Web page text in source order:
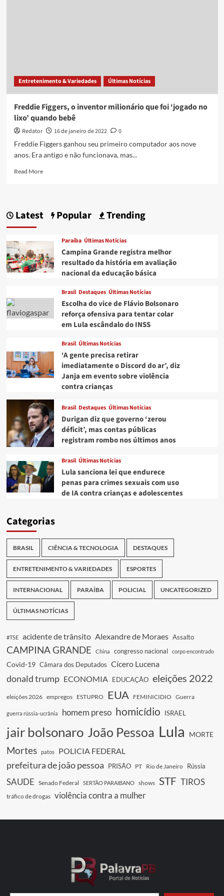
Entretenimento & Variedades Últimas Notícias
Freddie Figgers, o inventor milionário que foi ‘jogado no
lixo’ quando bebê
Redator 16 de janeiro de 2022
0
Freddie Figgers ganhou seu primeiro computador aos nove
anos. Era antigo e não funcionava, mas...
Read MoreRead
o
foi
‘jogado
no
quando
Latest Popular Trending
Paraíba Últimas Notícias
Campina Grande registra melhor
resultado da história em avaliação
nacional da educação básica
Brasil Destaques Últimas Notícias
Escolha do vice de Flávio Bolsonaro
reforça ofensiva para tentar colar
em Lula escândalo do INSS
Brasil Últimas Notícias
‘A gente precisa retirar
imediatamente o Discord do ar’, diz
Janja em evento sobre violência
contra crianças
Brasil Destaques Últimas Notícias
Durigan diz que governo ‘zerou
déficit’, mas contas públicas
registram rombo nos últimos anos
Brasil Últimas Notícias
Lula sanciona lei que endurece
penas para crimes sexuais com uso
de IA contra crianças e adolescentes
Categorias
BRASIL CIÊNCIA & TECNOLOGIA DESTAQUES
ENTRETENIMENTO & VARIEDADES ESPORTES
INTERNACIONAL PARAÍBA POLICIAL UNCATEGORIZED
ÚLTIMAS NOTÍCIAS
#TSE acidente de trânsito Alexandre de Moraes Assalto
CAMPINA GRANDE China congresso nacional corpo encontrado
Covid-19 Câmara dos Deputados Cícero Lucena
donald trump ECONOMIA EDUCAÇÃO eleições 2022
eleições 2026 empregos ESTUPRO EUA FEMINICIDIO Guerra
guerra rússia-ucrânia homem preso homicídio ISRAEL
jair bolsonaro João Pessoa Lula MORTE
Mortes patos POLICIA FEDERAL
prefeitura de joão pessoa PRISÃO PT Rio de Janeiro Rússia
SAUDE Senado Federal SERTÃO PARAIBANO shows STF TIROS
tráfico de drogas violência contra a mulher
Digite seu e-mail…